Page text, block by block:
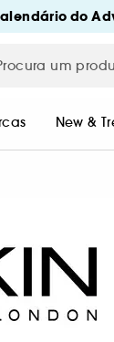
do
New &